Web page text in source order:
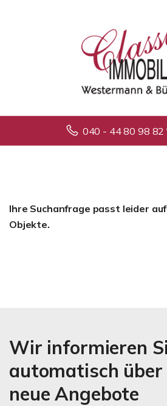
040 - 44 80 98 82
Ihre Suchanfrage passt leider
Objekte.
Wir informieren
automatisch über
neue Angebote